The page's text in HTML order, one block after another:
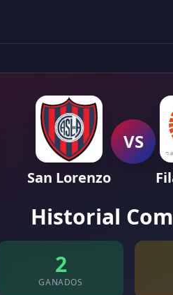
San Lorenzo
VS
Historial
2
GANADOS